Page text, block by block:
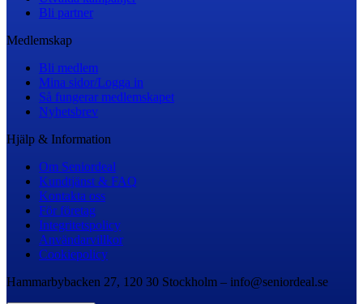
Bli partner
Medlemskap
Bli medlem
Mina sidor/Logga in
Så fungerar medlemskapet
Nyhetsbrev
Hjälp & Information
Om Seniordeal
Kundtjänst & FAQ
Kontakta oss
För företag
Integritetspolicy
Användarvillkor
Cookiepolicy
Hammarbybacken 27, 120 30 Stockholm – info@seniordeal.se